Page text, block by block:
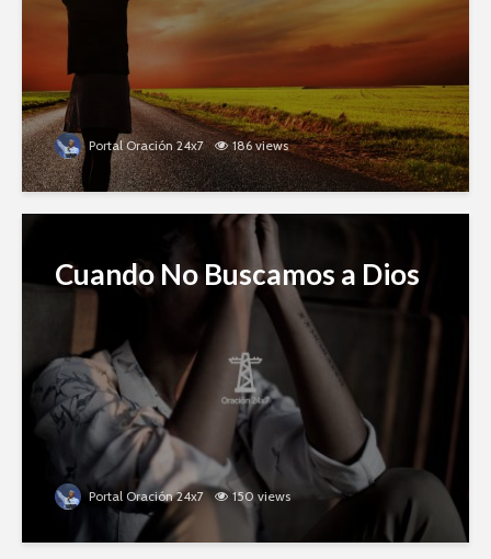
Portal Oración 24x7 186 views
Cuando No Buscamos a Dios
Portal Oración 24x7 150 views